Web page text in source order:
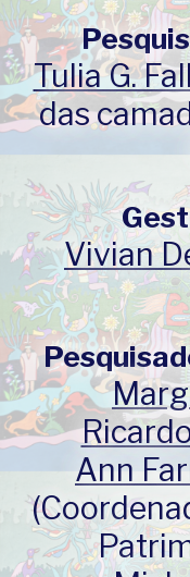
Tulia G.
das
Vivian
Ann